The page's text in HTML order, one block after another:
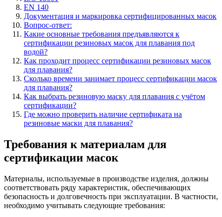
EN 140
Документация и маркировка сертифицированных масок
Вопрос-ответ:
Какие основные требования предъявляются к
сертификации резиновых масок для плавания под
водой?
Как проходит процесс сертификации резиновых масок
для плавания?
Сколько времени занимает процесс сертификации масок
для плавания?
Как выбрать резиновую маску для плавания с учётом
сертификации?
Где можно проверить наличие сертификата на
резиновые маски для плавания?
Требования к материалам для
сертификации масок
Материалы, используемые в производстве изделия, должны
соответствовать ряду характеристик, обеспечивающих
безопасность и долговечность при эксплуатации. В частности,
необходимо учитывать следующие требования: